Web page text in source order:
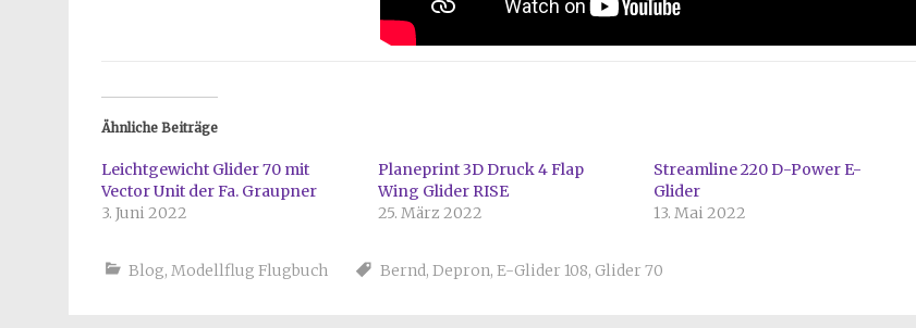
Ähnliche Beiträge
Leichtgewicht Glider 70 mit
Vector Unit der Fa. Graupner
3. Juni 2022
Planeprint 3D Druck 4 Flap
Wing Glider RISE
25. März 2022
Streamline 220 D-Power E-
Glider
13. Mai 2022
Blog, Modellflug Flugbuch Bernd, Depron, E-Glider 108, Glider 70